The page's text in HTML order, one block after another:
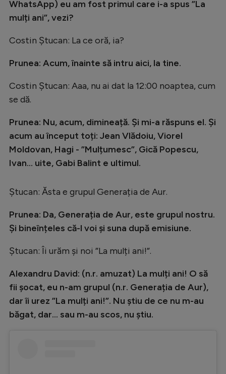
WhatsApp) eu am fost primul care i-a spus ”La
mulți ani”, vezi?
Costin Ștucan: La ce oră, ia?
Prunea: Acum, înainte să intru aici, la tine.
Costin Ștucan: Aaa, nu ai dat la 12:00 noaptea, cum
se dă.
Prunea: Nu, acum, dimineață. Și mi-a răspuns el. Și
acum au început toți: Jean Vlădoiu, Viorel
Moldovan, Hagi - ”Mulțumesc”, Gică Popescu,
Ivan... uite, Gabi Balint e ultimul.
Ștucan: Ăsta e grupul Generația de Aur.
Prunea: Da, Generația de Aur, este grupul nostru.
Și bineînțeles că-l voi și suna după emisiune.
Ștucan: Îi urăm și noi ”La mulți ani!”.
Alexandru David: (n.r. amuzat) La mulți ani! O să
fii șocat, eu n-am grupul (n.r. Generația de Aur),
dar îi urez ”La mulți ani!”. Nu știu de ce nu m-au
băgat, dar... sau m-au scos, nu știu.